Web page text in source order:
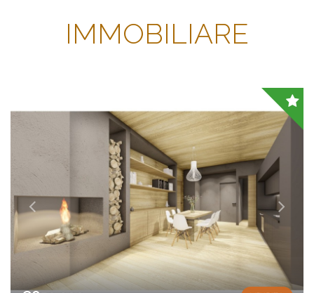
IMMOBILIARE